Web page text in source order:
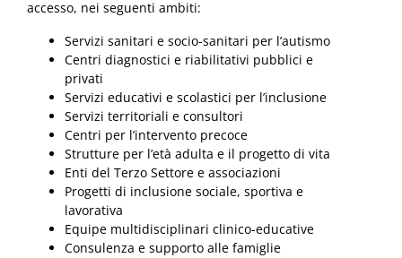
accesso, nei seguenti ambiti:
Servizi sanitari e socio-sanitari per l’autismo
Centri diagnostici e riabilitativi pubblici e
privati
Servizi educativi e scolastici per l’inclusione
Servizi territoriali e consultori
Centri per l’intervento precoce
Strutture per l’età adulta e il progetto di vita
Enti del Terzo Settore e associazioni
Progetti di inclusione sociale, sportiva e
lavorativa
Equipe multidisciplinari clinico-educative
Consulenza e supporto alle famiglie